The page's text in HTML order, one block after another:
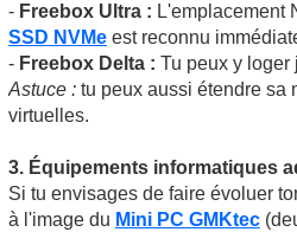
- Freebox Ultra : L'emplacement
SSD NVMeest reconnu
- Freebox Delta : Tu peux y loger
Astuce :tu peux aussi étendre sa
virtuelles.
3. Équipements informatiques
Si tu envisages de faire évoluer
à l'image du Mini PC GMKtec